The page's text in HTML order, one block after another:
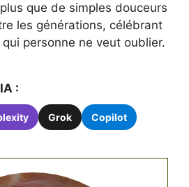
que de simples douceurs
les générations, célébrant
personne ne veut oublier.
:
Grok Copilot